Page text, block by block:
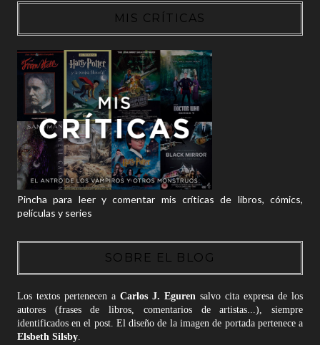
MIS CRÍTICAS
Pincha para leer y comentar mis críticas de libros, cómics,
películas y series
SOBRE EL BLOG
Los textos pertenecen a Carlos J. Egurensalvo cita expresa de los
autores (frases de libros, comentarios de artistas...), siempre
identificados en el post. El diseño de la imagen de portada pertenece a
Elsbeth Silsby.